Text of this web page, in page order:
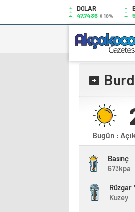
DOLAR
47,7436 0.18%
Bugün : Açık
Basınç
673kpa
Rüzgar
Kuzey